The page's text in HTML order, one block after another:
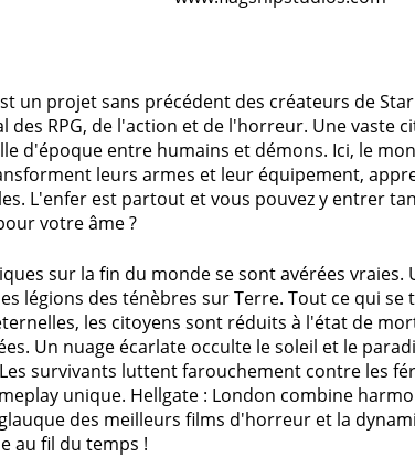
un projet sans précédent des créateurs de
des RPG, de l'action et de l'horreur. Une vaste
d'époque entre humains et démons. Ici, le
leurs armes et leur équipement,
L'enfer est partout et vous pouvez y entrer
votre âme ?
sur la fin du monde se sont avérées
légions des ténèbres sur Terre. Tout ce qui
les citoyens sont réduits à l'état de
Un nuage écarlate occulte le soleil et le
survivants luttent farouchement contre les
unique. Hellgate : London combine
des meilleurs films d'horreur et la
au fil du temps !